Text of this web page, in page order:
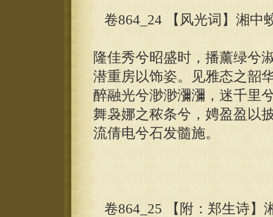
卷864_24 【风光词】湘中
隆佳秀兮昭盛时，播薰绿兮
潜重房以饰姿。见雅态之韶
醉融光兮渺渺瀰瀰，迷千里
舞袅娜之秾条兮，娉盈盈以
流倩电兮石发髓施。
卷864_25 【附：郑生诗】